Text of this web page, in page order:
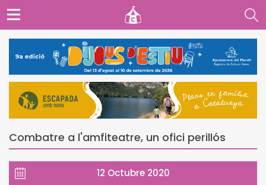
Combatre a l'amfiteatre, un ofici perillós
12 Octubre 2020